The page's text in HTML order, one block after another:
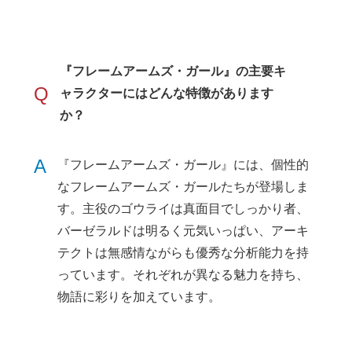
Q
『フレームアームズ・ガール』の主要キ
ャラクターにはどんな特徴があります
か？
A
『フレームアームズ・ガール』には、個性的
なフレームアームズ・ガールたちが登場しま
す。主役のゴウライは真面目でしっかり者、
バーゼラルドは明るく元気いっぱい、アーキ
テクトは無感情ながらも優秀な分析能力を持
っています。それぞれが異なる魅力を持ち、
物語に彩りを加えています。